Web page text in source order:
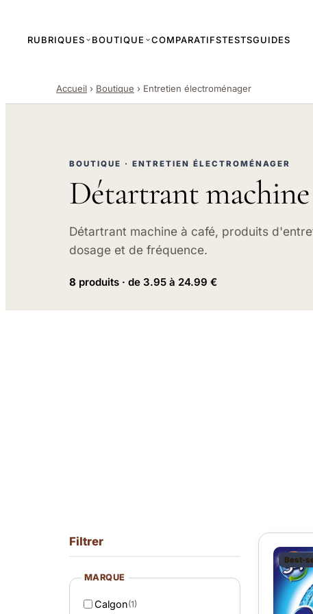
RUBRIQUES BOUTIQUE COMPARATIFSTESTSGUIDES
Accueil › Boutique › Entretien électroménager
BOUTIQUE · ENTRETIEN ÉLECTROMÉNAGER
Détartrant
Détartrant machine à café, produits
dosage et de fréquence.
8 produits · de 3.95 à 24.99 €
Filtrer
MARQUE
Calgon(1)
Best-